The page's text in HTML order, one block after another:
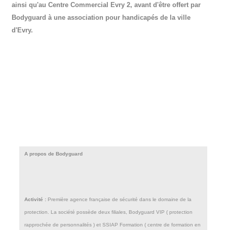
ainsi qu'au Centre Commercial Evry 2, avant d'être offert par
Bodyguard à une association pour handicapés de la ville
d'Evry.
A propos de Bodyguard
Activité : Première agence française de sécurité dans le domaine de la
protection. La société possède deux filiales, Bodyguard VIP ( protection
rapprochée de personnalités ) et SSIAP Formation ( centre de formation en